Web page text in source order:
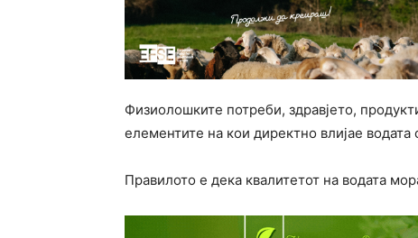
Физиолошките потреби, здравјето,
елементите на кои директно влијае водата
Правилото е дека квалитетот на водата